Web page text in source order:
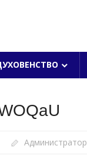
Администратор